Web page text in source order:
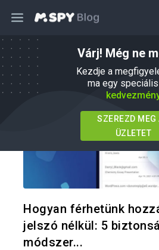
Várj! Még ne
Kezdje a
ma egy speciális
SZEREZD MEG
ÜZLETET
Hogyan
Hogyan férhetünk
jelszó nélkül: 5
módszer...